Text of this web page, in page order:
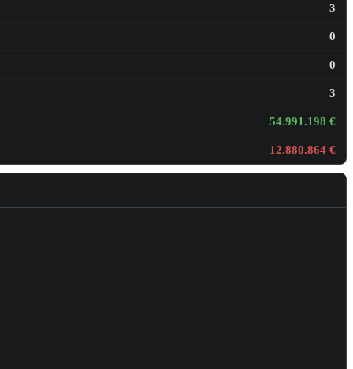
3
0
0
3
54.991.198 €
12.880.864 €